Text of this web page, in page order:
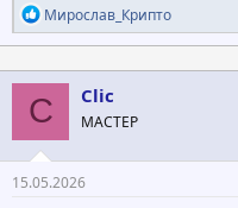
Р
е
а
к
ц
и
и
:
Мирослав_Крипто
C Clic
МАСТЕР
15.05.2026